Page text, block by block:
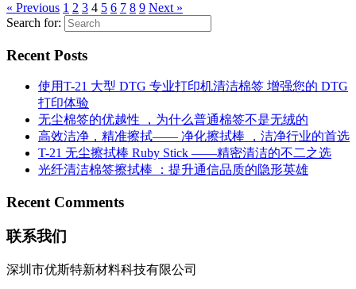
« Previous 1 2 3 4 5 6 7 8 9 Next »
Search for:
Recent Posts
使用T-21 大型 DTG 专业打印机清洁棉签 增强您的 DTG
打印体验
无尘棉签的优越性 ，为什么普通棉签不是无绒的
高效洁净，精准擦拭—— 净化擦拭棒 ，洁净行业的首选
T-21 无尘擦拭棒 Ruby Stick ——精密清洁的不二之选
光纤清洁棉签擦拭棒 ：提升通信品质的隐形英雄
Recent Comments
联系我们
深圳市优斯特新材料科技有限公司